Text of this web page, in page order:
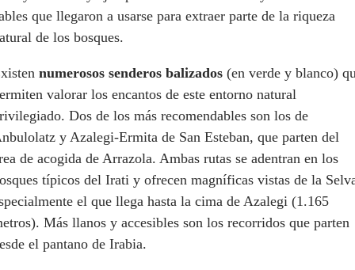
que llegaron a usarse para extraer parte de la riqueza
de los bosques.
numerosos senderos balizados (en verde y blanco)
valorar los encantos de este entorno natural
Dos de los más recomendables son los de
y Azalegi-Ermita de San Esteban, que parten del
de acogida de Arrazola. Ambas rutas se adentran en los
típicos del Irati y ofrecen magníficas vistas de la
el que llega hasta la cima de Azalegi (1.165
Más llanos y accesibles son los recorridos que parten
el pantano de Irabia.